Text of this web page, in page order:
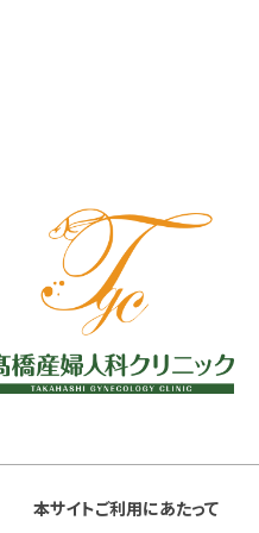
本サイトご利用にあたって